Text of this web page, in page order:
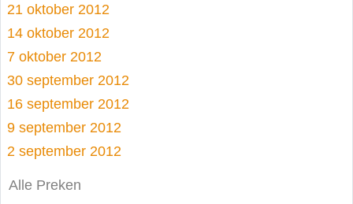
21 oktober 2012
14 oktober 2012
7 oktober 2012
30 september 2012
16 september 2012
9 september 2012
2 september 2012
Alle Preken